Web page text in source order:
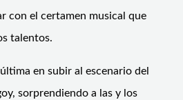
con el certamen musical que
talentos.
en subir al escenario del
sorprendiendo a las y los